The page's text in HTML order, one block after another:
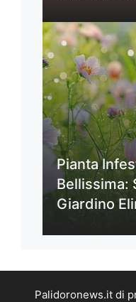
Pianta
Bellissima:
Giardino
Palidoronews.it di